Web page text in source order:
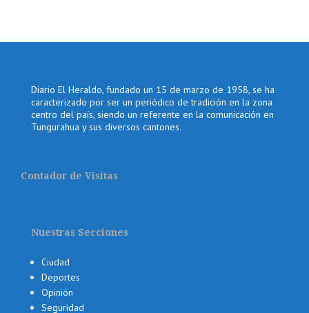
Diario El Heraldo, fundado un 15 de marzo de 1958, se ha
caracterizado por ser un periódico de tradición en la zona
centro del país, siendo un referente en la comunicación en
Tungurahua y sus diversos cantones.
Contador de Visitas
Nuestras Secciones
Ciudad
Deportes
Opinión
Seguridad